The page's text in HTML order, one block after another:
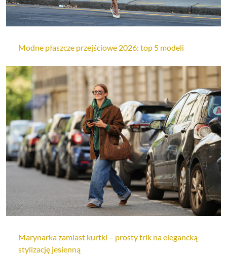
Modne płaszcze przejściowe 2026: top 5 modeli
Marynarka zamiast kurtki – prosty trik na elegancką
stylizację jesienną